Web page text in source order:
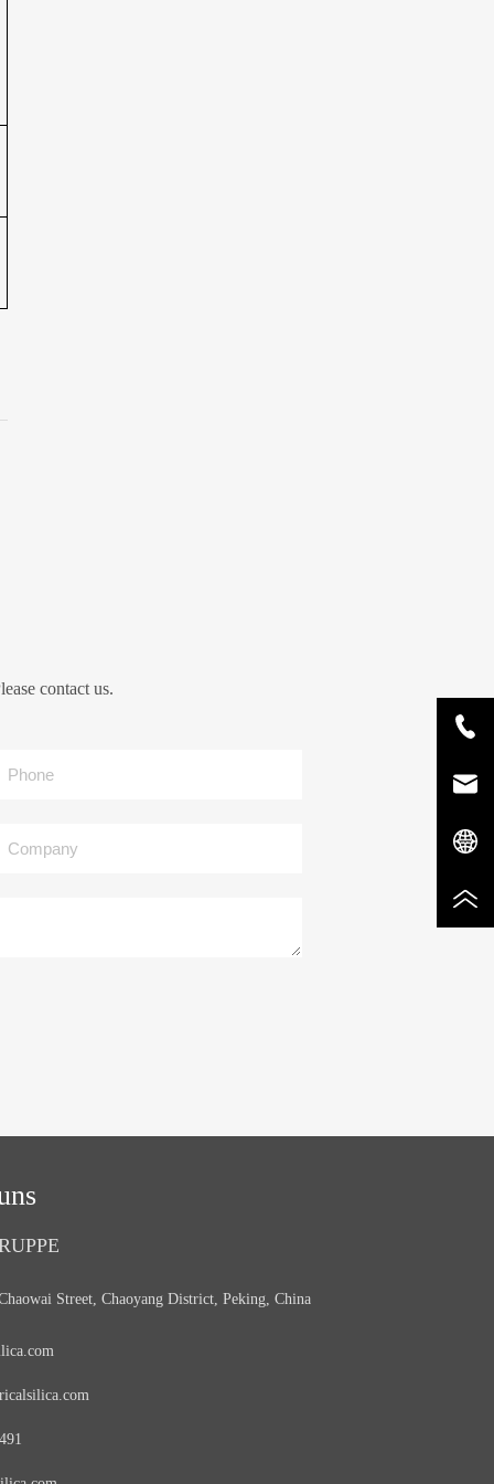
contact us.
Street, Chaoyang District, Peking, China